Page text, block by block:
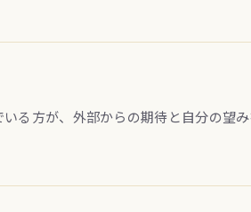
る方が、外部からの期待と自分の望